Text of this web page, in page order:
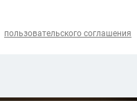
пользовательского соглашения